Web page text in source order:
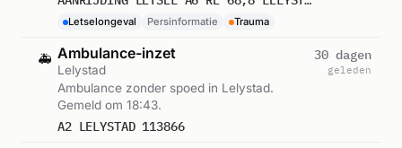
Letselongeval Persinformatie Trauma
🚑 Ambulance-inzet
Lelystad
Ambulance zonder spoed in Lelystad.
Gemeld om 18:43.
A2 LELYSTAD 113866
30 dagen
geleden